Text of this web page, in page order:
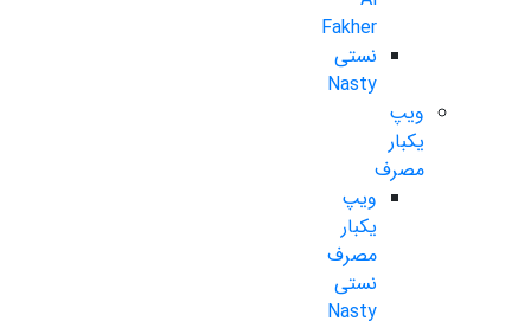
Fakher
نستی
Nasty
ویپ
یکبار
مصرف
ویپ
یکبار
مصرف
نستی
Nasty